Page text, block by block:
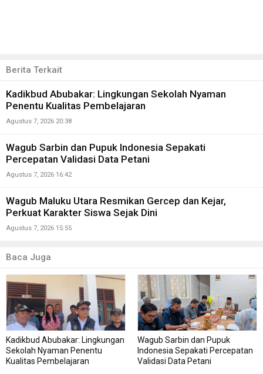
Berita Terkait
Kadikbud Abubakar: Lingkungan Sekolah Nyaman
Penentu Kualitas Pembelajaran
Agustus 7, 2026 20:38
Wagub Sarbin dan Pupuk Indonesia Sepakati
Percepatan Validasi Data Petani
Agustus 7, 2026 16:42
Wagub Maluku Utara Resmikan Gercep dan Kejar,
Perkuat Karakter Siswa Sejak Dini
Agustus 7, 2026 15:55
Baca Juga
Kadikbud Abubakar: Lingkungan
Sekolah Nyaman Penentu
Kualitas Pembelajaran
Wagub Sarbin dan Pupuk
Indonesia Sepakati Percepatan
Validasi Data Petani